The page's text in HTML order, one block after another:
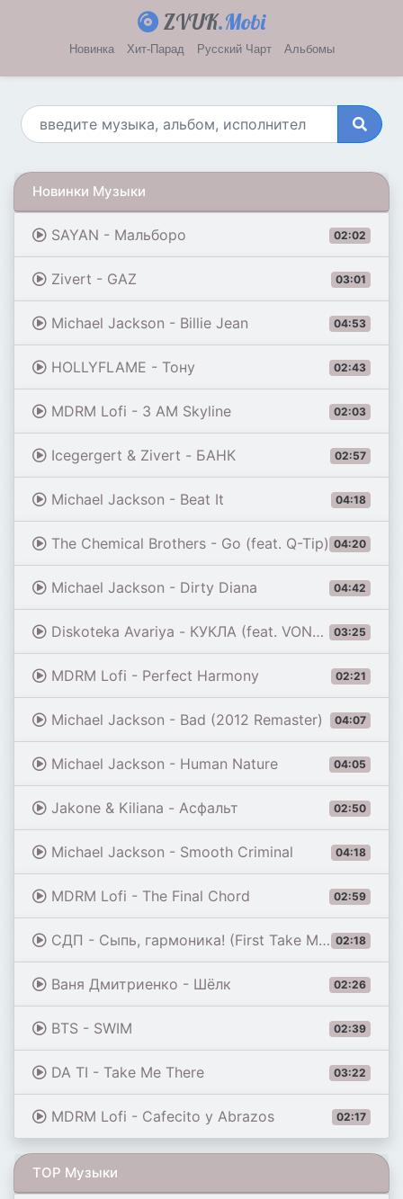
ZVUK.Mobi
Новинка Хит-Парад Русский Чарт Альбомы
Новинки Музыки
02:02
SAYAN - Мальборо
03:01
Zivert - GAZ
04:53
Michael Jackson - Billie Jean
02:43
HOLLYFLAME - Тону
02:03
MDRM Lofi - 3 AM Skyline
02:57
Icegergert & Zivert - БАНК
04:18
Michael Jackson - Beat It
04:20
The Chemical Brothers - Go (feat. Q-Tip)
04:42
Michael Jackson - Dirty Diana
03:25
Diskoteka Avariya - КУКЛА (feat. VONAMOUR) [Remix 2026]
02:21
MDRM Lofi - Perfect Harmony
04:07
Michael Jackson - Bad (2012 Remaster)
04:05
Michael Jackson - Human Nature
02:50
Jakone & Kiliana - Асфальт
04:18
Michael Jackson - Smooth Criminal
02:59
MDRM Lofi - The Final Chord
02:18
СДП - Сыпь, гармоника! (First Take Master)
02:26
Ваня Дмитриенко - Шёлк
02:39
BTS - SWIM
03:22
DA TI - Take Me There
02:17
MDRM Lofi - Cafecito y Abrazos
TOP Музыки